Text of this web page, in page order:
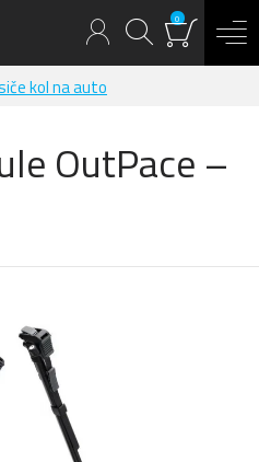
0
kol na auto
OutPace –